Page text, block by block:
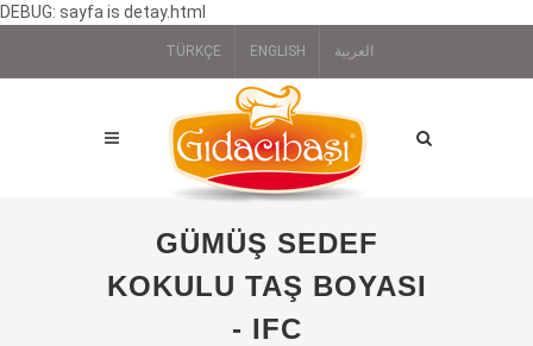
DEBUG: sayfa is detay.html
TÜRKÇE ENGLISH العربية
GÜMÜŞ SEDEF
KOKULU TAŞ BOYASI
- IFC